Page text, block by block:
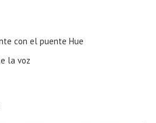
con el puente Hue
la voz